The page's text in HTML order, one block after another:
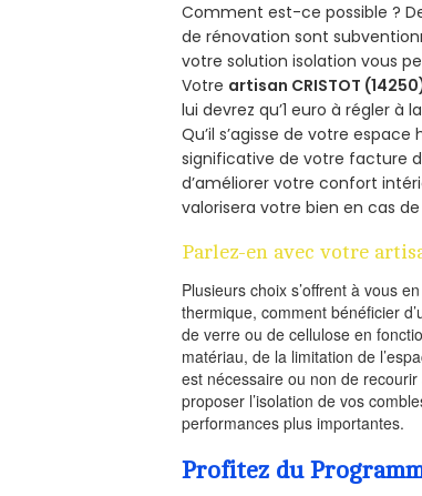
Comment est-ce possible ?
de rénovation sont
votre solution isolation vous
Votre artisan CRISTOT
lui devrez qu’1 euro à régler à
Qu’il s’agisse de votre
significative de votre facture
d’améliorer votre confort
valorisera votre bien en cas
Parlez-en avec votre
Plusieurs choix s’offrent à vous
thermique, comment bénéficier
de verre ou de cellulose en
matériau, de la limitation de
est nécessaire ou non de
proposer l’isolation de vos
performances plus importantes.
Profitez du